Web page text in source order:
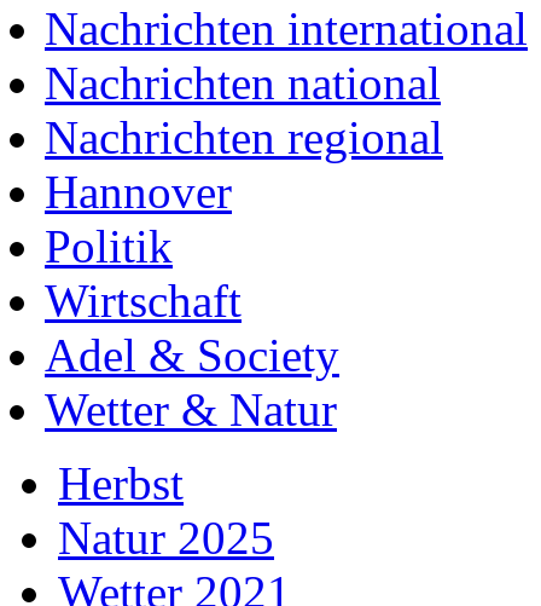
Nachrichten international
Nachrichten national
Nachrichten regional
Hannover
Politik
Wirtschaft
Adel & Society
Wetter & Natur
Herbst
Natur 2025
Wetter 2021